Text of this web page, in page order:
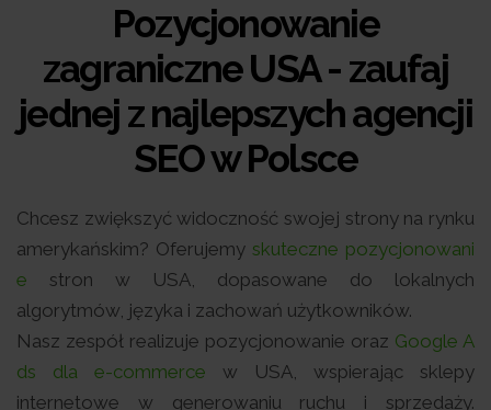
Pozycjonowanie
zagraniczne USA - zaufaj
jednej z najlepszych agencji
SEO w Polsce
Chcesz zwiększyć widoczność swojej strony na rynku
amerykańskim? Oferujemy skuteczne pozycjonowani
e stron w USA, dopasowane do lokalnych
algorytmów, języka i zachowań użytkowników.
Nasz zespół realizuje pozycjonowanie oraz Google A
ds dla e-commerce w USA, wspierając sklepy
internetowe w generowaniu ruchu i sprzedaży.